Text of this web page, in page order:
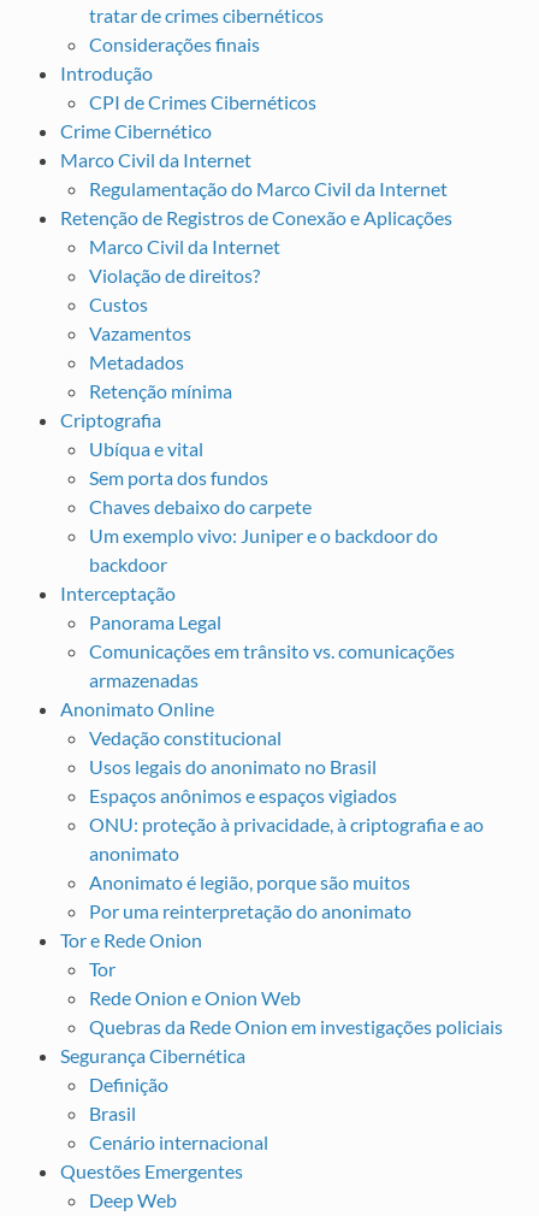
tratar de crimes cibernéticos
Considerações finais
Introdução
CPI de Crimes Cibernéticos
Crime Cibernético
Marco Civil da Internet
Regulamentação do Marco Civil da Internet
Retenção de Registros de Conexão e Aplicações
Marco Civil da Internet
Violação de direitos?
Custos
Vazamentos
Metadados
Retenção mínima
Criptografia
Ubíqua e vital
Sem porta dos fundos
Chaves debaixo do carpete
Um exemplo vivo: Juniper e o backdoor do
backdoor
Interceptação
Panorama Legal
Comunicações em trânsito vs. comunicações
armazenadas
Anonimato Online
Vedação constitucional
Usos legais do anonimato no Brasil
Espaços anônimos e espaços vigiados
ONU: proteção à privacidade, à criptografia e ao
anonimato
Anonimato é legião, porque são muitos
Por uma reinterpretação do anonimato
Tor e Rede Onion
Tor
Rede Onion e Onion Web
Quebras da Rede Onion em investigações policiais
Segurança Cibernética
Definição
Brasil
Cenário internacional
Questões Emergentes
Deep Web